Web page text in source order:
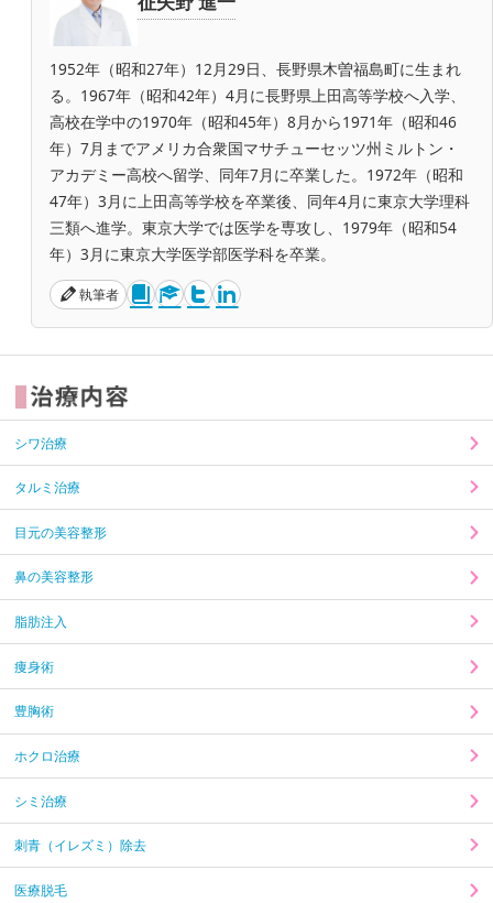
1952年（昭和27年）12月29日、長野県木曽福島町に生まれ
る。1967年（昭和42年）4月に長野県上田高等学校へ入学、
高校在学中の1970年（昭和45年）8月から1971年（昭和46
年）7月までアメリカ合衆国マサチューセッツ州ミルトン・
アカデミー高校へ留学、同年7月に卒業した。1972年（昭和
47年）3月に上田高等学校を卒業後、同年4月に東京大学理科
三類へ進学。東京大学では医学を専攻し、1979年（昭和54
年）3月に東京大学医学部医学科を卒業。
執筆者
シワ治療
タルミ治療
目元の美容整形
鼻の美容整形
脂肪注入
痩身術
豊胸術
ホクロ治療
シミ治療
刺青（イレズミ）除去
医療脱毛